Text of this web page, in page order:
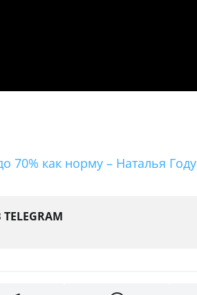
70% как норму – Наталья